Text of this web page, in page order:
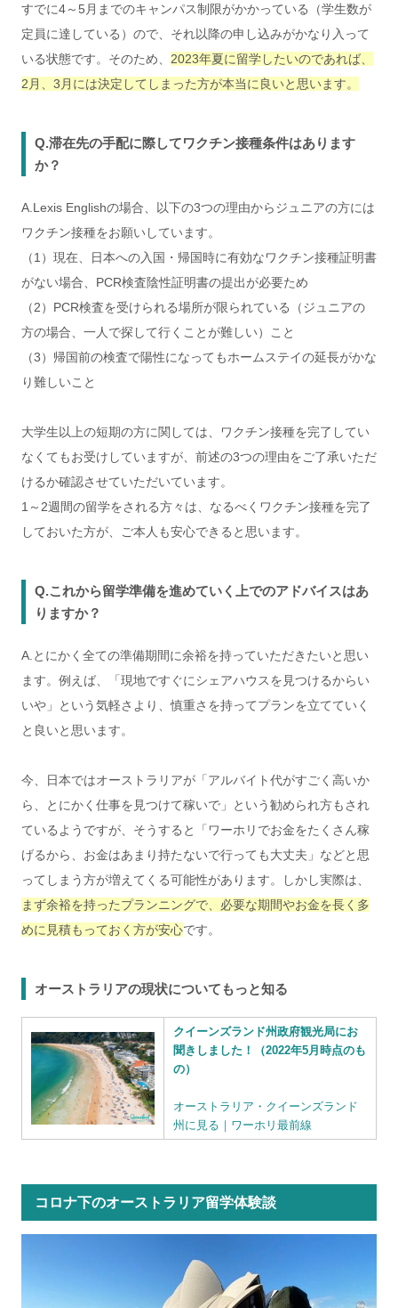
すでに4～5月までのキャンパス制限がかかっている（学生数が
定員に達している）ので、それ以降の申し込みがかなり入って
いる状態です。そのため、 2023年夏に留学したいのであれば、
2月、3月には決定してしまった方が本当に良いと思います。
Q.滞在先の手配に際してワクチン接種条件はあります
か？
A.Lexis Englishの場合、以下の3つの理由からジュニアの方には
ワクチン接種をお願いしています。
（1）現在、日本への入国・帰国時に有効なワクチン接種証明書
がない場合、PCR検査陰性証明書の提出が必要ため
（2）PCR検査を受けられる場所が限られている（ジュニアの
方の場合、一人で探して行くことが難しい）こと
（3）帰国前の検査で陽性になってもホームステイの延長がかな
り難しいこと
大学生以上の短期の方に関しては、ワクチン接種を完了してい
なくてもお受けしていますが、前述の3つの理由をご了承いただ
けるか確認させていただいています。
1～2週間の留学をされる方々は、なるべくワクチン接種を完了
しておいた方が、ご本人も安心できると思います。
Q.これから留学準備を進めていく上でのアドバイスはあ
りますか？
A.とにかく全ての準備期間に余裕を持っていただきたいと思い
ます。例えば、「現地ですぐにシェアハウスを見つけるからい
いや」という気軽さより、慎重さを持ってプランを立てていく
と良いと思います。
今、日本ではオーストラリアが「アルバイト代がすごく高いか
ら、とにかく仕事を見つけて稼いで」という勧められ方もされ
ているようですが、そうすると「ワーホリでお金をたくさん稼
げるから、お金はあまり持たないで行っても大丈夫」などと思
ってしまう方が増えてくる可能性があります。しかし実際は、
まず余裕を持ったプランニングで、必要な期間やお金を長く多
めに見積もっておく方が安心です。
オーストラリアの現状についてもっと知る
クイーンズランド州政府観光局にお
聞きしました！（2022年5月時点のも
の）
オーストラリア・クイーンズランド
州に見る｜ワーホリ最前線
コロナ下のオーストラリア留学体験談